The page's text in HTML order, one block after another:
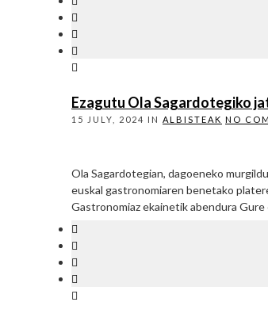
Ezagutu Ola Sagardotegiko
15 JULY, 2024 IN ALBISTEAK NO
Ola Sagardotegian, dagoeneko
euskal gastronomiaren benetako
Gastronomiaz ekainetik abendura